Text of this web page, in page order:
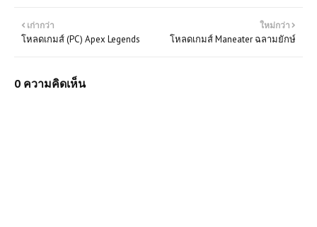
ใหม่กว่า
โหลดเกมส์ Maneater ฉลามยักษ์
เก่ากว่า
โหลดเกมส์ (PC) Apex Legends
0 ความคิดเห็น